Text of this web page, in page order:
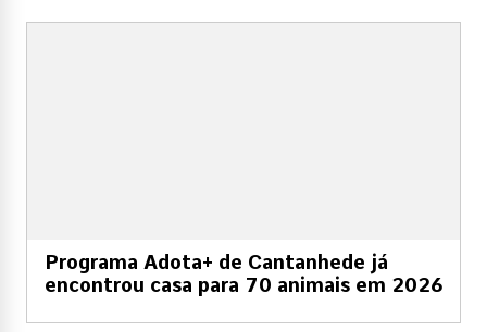
Programa Adota+ de Cantanhede já
encontrou casa para 70 animais em 2026